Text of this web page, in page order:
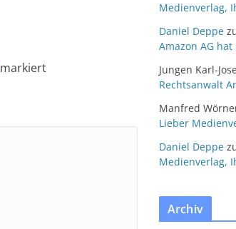
markiert
Medienverlag,
Daniel Deppe
Amazon AG
Jungen Karl-
Rechtsanwalt
Manfred
Lieber
Daniel Deppe
Medienverlag,
Archiv